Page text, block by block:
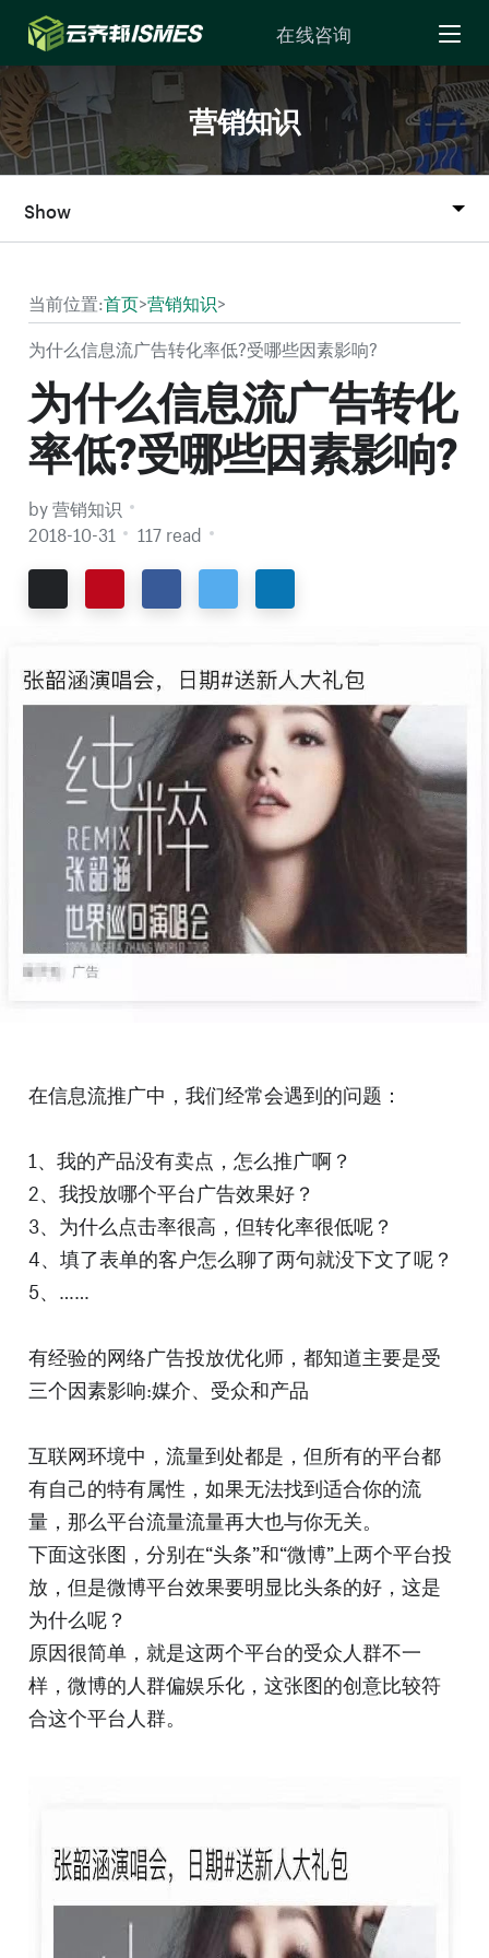
Skip to Content
在线咨询
营销知识
Show
当前位置:首页>营销知识>
为什么信息流广告转化率低?受哪些因素影响?
为什么信息流广告转化
率低?受哪些因素影响?
by 营销知识
2018-10-31
117 read
在信息流推广中，我们经常会遇到的问题：
1、我的产品没有卖点，怎么推广啊？
2、我投放哪个平台广告效果好？
3、为什么点击率很高，但转化率很低呢？
4、填了表单的客户怎么聊了两句就没下文了呢？
5、……
有经验的网络广告投放优化师，都知道主要是受
三个因素影响:媒介、受众和产品
互联网环境中，流量到处都是，但所有的平台都
有自己的特有属性，如果无法找到适合你的流
量，那么平台流量流量再大也与你无关。
下面这张图，分别在“头条”和“微博”上两个平台投
放，但是微博平台效果要明显比头条的好，这是
为什么呢？
原因很简单，就是这两个平台的受众人群不一
样，微博的人群偏娱乐化，这张图的创意比较符
合这个平台人群。